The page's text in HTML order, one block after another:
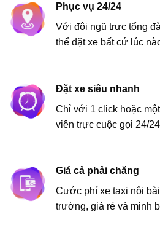
Phục vụ 24/24
Với đội ngũ trực tổng
thể đặt xe bất cứ lúc
Đặt xe siêu nhanh
Chỉ với 1 click hoặc
viên trực cuộc gọi 24/24
Giá cả phải chăng
Cước phí xe taxi nội
trường, giá rẻ và minh